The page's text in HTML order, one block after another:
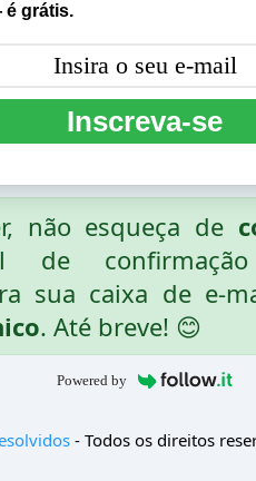
é grátis.
Inscreva-se
não esqueça de
de
sua caixa de e-
. Até breve! 😊
Powered by
- Todos os direitos